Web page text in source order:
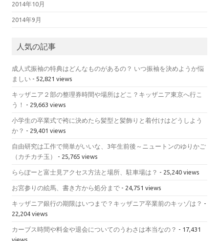
2014年10月
2014年9月
人気の記事
成人式振袖の特典はどんなものがあるの？ いつ振袖を決めようか悩
ましい - 52,821 views
キッザニア２部の整理券時間や場所はどこ？キッザニア東京へ行こ
う！
- 29,663 views
小学生の卒業式で袴に決めたら髪型と髪飾りと着付けはどうしよう
か？ - 29,401 views
自由研究は工作で簡単がいいな、3年生前後～ニュートンのゆりかご
（カチカチ玉）
- 25,765 views
ららぽーと富士見アクセス方法と場所、駐車場は？ - 25,240 views
お宮参りの絵馬、書き方から処分まで - 24,751 views
キッザニア銀行の期限はいつまで？キッザニア卒業前のキッゾは？ -
22,204 views
カーブス時間や料金や退会についてのうわさは本当なの？ - 17,431
views